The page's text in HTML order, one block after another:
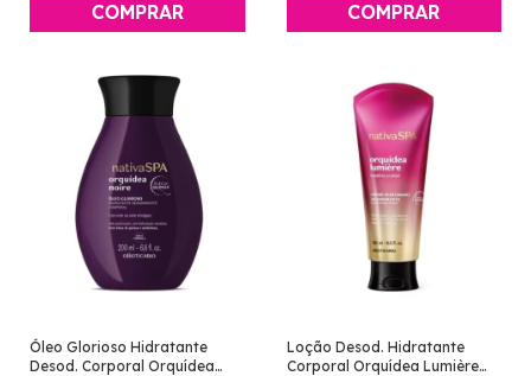
Óleo Glorioso Hidratante
Desod. Corporal Orquídea
Loção Desod. Hidratante
Corporal Orquídea Lumière